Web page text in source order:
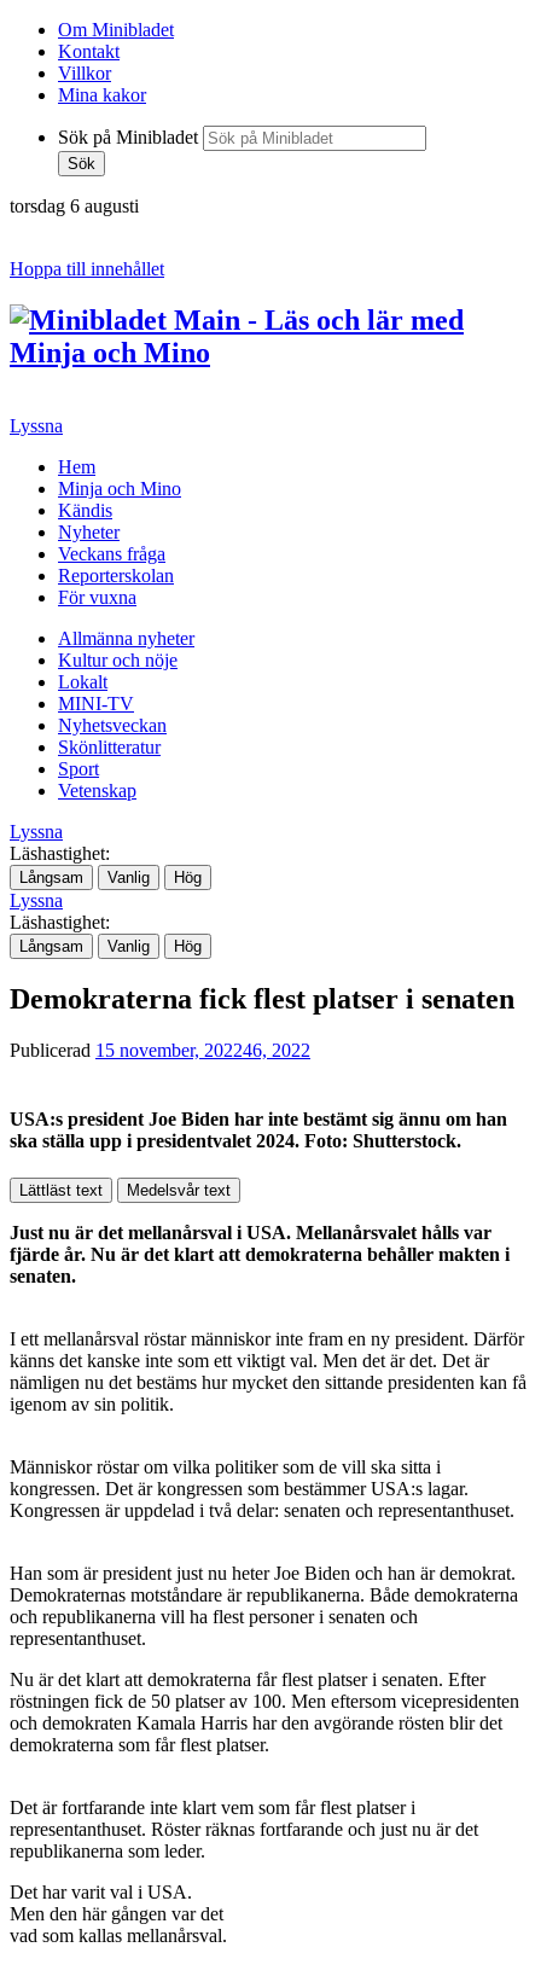
Om Minibladet
Kontakt
Villkor
Mina kakor
Sök på Minibladet
Sök
torsdag 6 augusti
Hoppa till innehållet
Lyssna
Hem
Minja och Mino
Kändis
Nyheter
Veckans fråga
Reporterskolan
För vuxna
Allmänna nyheter
Kultur och nöje
Lokalt
MINI-TV
Nyhetsveckan
Skönlitteratur
Sport
Vetenskap
Lyssna
Läshastighet:
Långsam Vanlig Hög
Lyssna
Läshastighet:
Långsam Vanlig Hög
Demokraterna fick flest platser i senaten
Publicerad 15 november, 202246, 2022
USA:s president Joe Biden har inte bestämt sig ännu om han
ska ställa upp i presidentvalet 2024. Foto: Shutterstock.
Lättläst text Medelsvår text
Just nu är det mellanårsval i USA. Mellanårsvalet hålls var
fjärde år. Nu är det klart att demokraterna behåller makten i
senaten.
I ett mellanårsval röstar människor inte fram en ny president. Därför
känns det kanske inte som ett viktigt val. Men det är det. Det är
nämligen nu det bestäms hur mycket den sittande presidenten kan få
igenom av sin politik.
Människor röstar om vilka politiker som de vill ska sitta i
kongressen. Det är kongressen som bestämmer USA:s lagar.
Kongressen är uppdelad i två delar: senaten och representanthuset.
Han som är president just nu heter Joe Biden och han är demokrat.
Demokraternas motståndare är republikanerna. Både demokraterna
och republikanerna vill ha flest personer i senaten och
representanthuset.
Nu är det klart att demokraterna får flest platser i senaten. Efter
röstningen fick de 50 platser av 100. Men eftersom vicepresidenten
och demokraten Kamala Harris har den avgörande rösten blir det
demokraterna som får flest platser.
Det är fortfarande inte klart vem som får flest platser i
representanthuset. Röster räknas fortfarande och just nu är det
republikanerna som leder.
Det har varit val i USA.
Men den här gången var det
vad som kallas mellanårsval.